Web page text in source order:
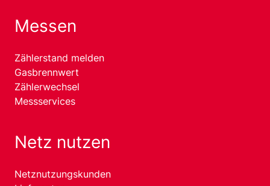
Messen
Zählerstand melden
Gasbrennwert
Zählerwechsel
Messservices
Netz nutzen
Netznutzungskunden